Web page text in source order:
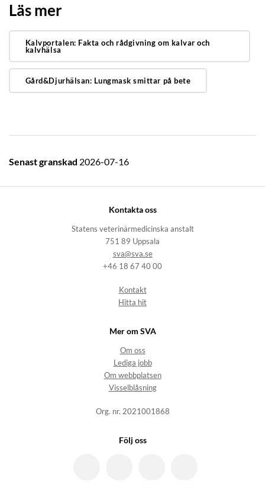
Läs mer
Kalvportalen: Fakta och rådgivning om kalvar och
kalvhälsa
Gård&Djurhälsan: Lungmask smittar på bete
Senast granskad 2026-07-16
Kontakta oss
Statens veterinärmedicinska anstalt
751 89 Uppsala
sva@sva.se
+46 18 67 40 00
Kontakt
Hitta hit
Mer om SVA
Om oss
Lediga jobb
Om webbplatsen
Visselblåsning
Org. nr. 2021001868
Följ oss